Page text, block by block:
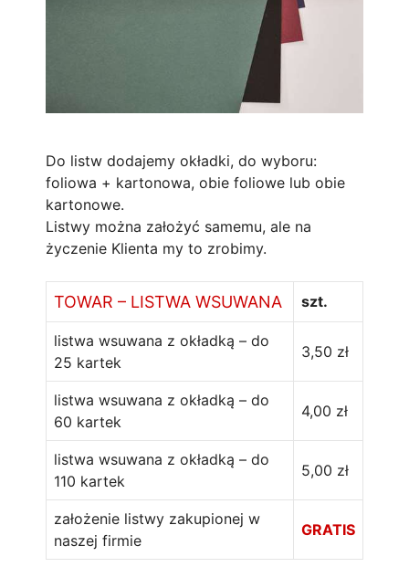
Do listw dodajemy okładki, do wyboru:
foliowa + kartonowa, obie foliowe lub obie
kartonowe.
Listwy można założyć samemu, ale na
życzenie Klienta my to zrobimy.
TOWAR – LISTWA WSUWANA szt.
listwa wsuwana z okładką – do
25 kartek
3,50 zł
listwa wsuwana z okładką – do
60 kartek
4,00 zł
listwa wsuwana z okładką – do
110 kartek
5,00 zł
założenie listwy zakupionej w
naszej firmie
GRATIS